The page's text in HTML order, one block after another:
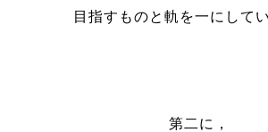
目指すものと軌を一にして
第二に，